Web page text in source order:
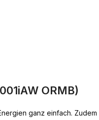
ORMB)
ganz einfach.